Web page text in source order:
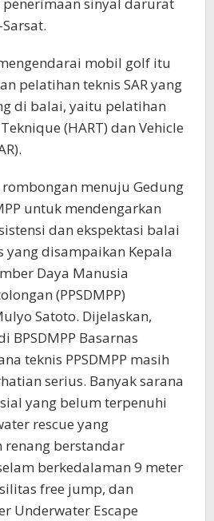
mobil golf itu
pelatihan teknis SAR yang
di balai, yaitu pelatihan
(HART) dan Vehicle
menuju Gedung
untuk mendengarkan
dan ekspektasi balai
yang disampaikan Kepala
Daya Manusia
(PPSDMPP)
Satoto. Dijelaskan,
BPSDMPP Basarnas
teknis PPSDMPP masih
serius. Banyak sarana
yang belum terpenuhi
rescue yang
berstandar
berkedalaman 9 meter
free jump, dan
Underwater Escape